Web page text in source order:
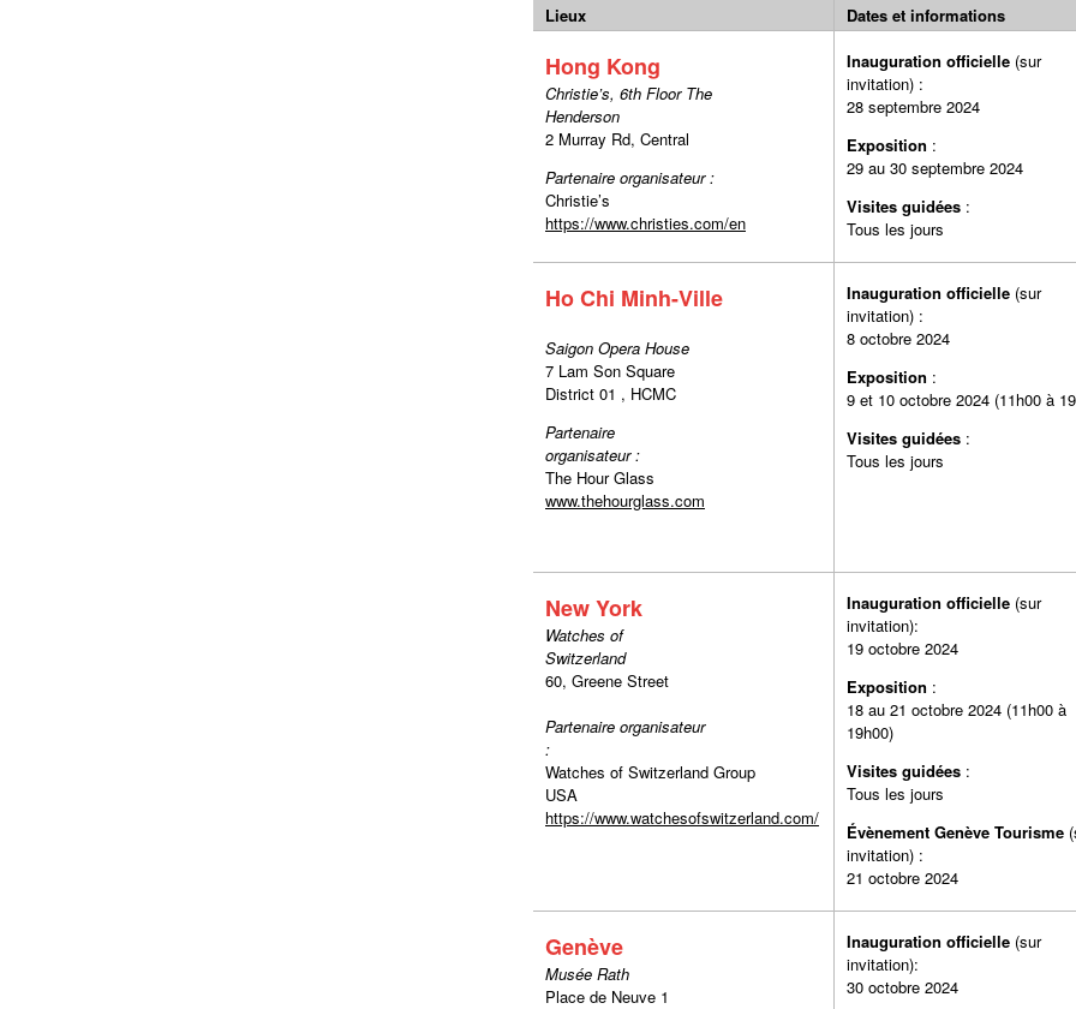
Lieux Dates et informations
Hong Kong
Christie’s, 6th Floor The
Henderson
2 Murray Rd, Central
Partenaire organisateur :
Christie’s
https://www.christies.com/en
Inauguration officielle (sur
invitation) :
28 septembre 2024
Exposition :
29 au 30 septembre 2024
Visites guidées
Tous les jours
Ho Chi Minh-Ville
Saigon Opera House
7 Lam Son Square
District 01 , HCMC
Partenaire
organisateur :
The Hour Glass
www.thehourglass.com
Inauguration officielle (sur
invitation) :
8 octobre 2024
Exposition :
9 et 10 octobre 2024 (11h00 à
Visites guidées
Tous les jours
New York
Watches of
Switzerland
60, Greene Street
Partenaire organisateur
:
Watches of Switzerland Group
USA
https://www.watchesofswitzerland.com/
Inauguration officielle (sur
invitation):
19 octobre 2024
Exposition :
18 au 21 octobre 2024 (11h00 à
19h00)
Visites guidées
Tous les jours
Évènement Genève Tourisme
invitation) :
21 octobre 2024
Genève
Musée Rath
Place de Neuve 1
Inauguration officielle (sur
invitation):
30 octobre 2024